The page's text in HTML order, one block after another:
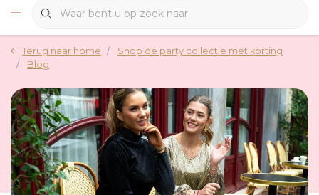
Terug naar home
Shop de party collectie met korting
Blog